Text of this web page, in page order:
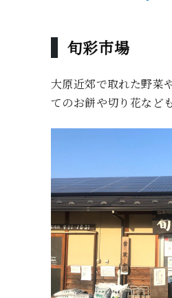
旬彩市場
大原近郊で取れた野菜
てのお餅や切り花など